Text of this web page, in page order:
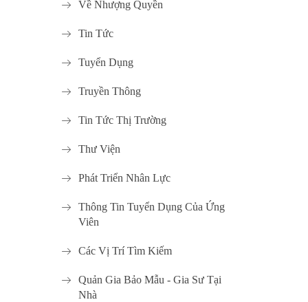
Về Nhượng Quyền
Tin Tức
Tuyển Dụng
Truyền Thông
Tin Tức Thị Trường
Thư Viện
Phát Triển Nhân Lực
Thông Tin Tuyển Dụng Của Ứng
Viên
Các Vị Trí Tìm Kiếm
Quản Gia Bảo Mẫu - Gia Sư Tại
Nhà